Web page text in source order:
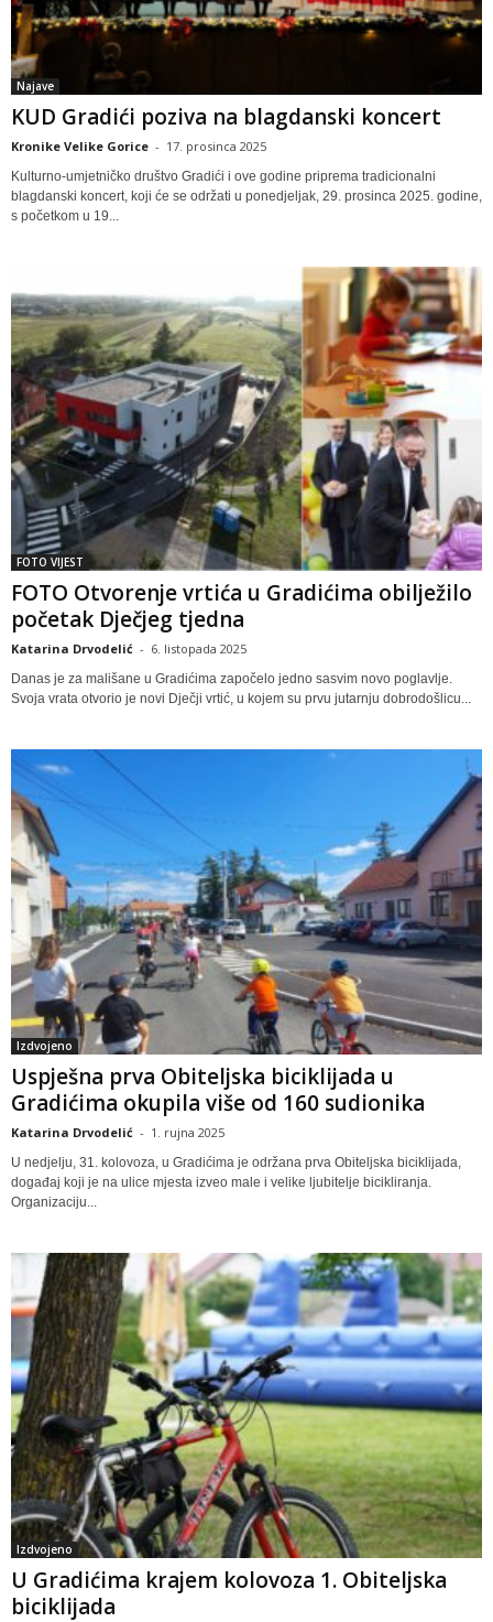
Najave
KUD Gradići poziva na blagdanski koncert
Kronike Velike Gorice - 17. prosinca 2025
Kulturno-umjetničko društvo Gradići i ove godine priprema tradicionalni
blagdanski koncert, koji će se održati u ponedjeljak, 29. prosinca 2025. godine,
s početkom u 19...
FOTO VIJEST
FOTO Otvorenje vrtića u Gradićima obilježilo
početak Dječjeg tjedna
Katarina Drvodelić - 6. listopada 2025
Danas je za mališane u Gradićima započelo jedno sasvim novo poglavlje.
Svoja vrata otvorio je novi Dječji vrtić, u kojem su prvu jutarnju dobrodošlicu...
Izdvojeno
Uspješna prva Obiteljska biciklijada u
Gradićima okupila više od 160 sudionika
Katarina Drvodelić - 1. rujna 2025
U nedjelju, 31. kolovoza, u Gradićima je održana prva Obiteljska biciklijada,
događaj koji je na ulice mjesta izveo male i velike ljubitelje bicikliranja.
Organizaciju...
Izdvojeno
U Gradićima krajem kolovoza 1. Obiteljska
biciklijada